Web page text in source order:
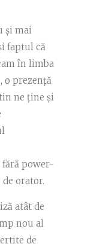
și mai
faptul că
în limba
o prezență
ne ține și
fără power-
orator.
atât de
nou al
de